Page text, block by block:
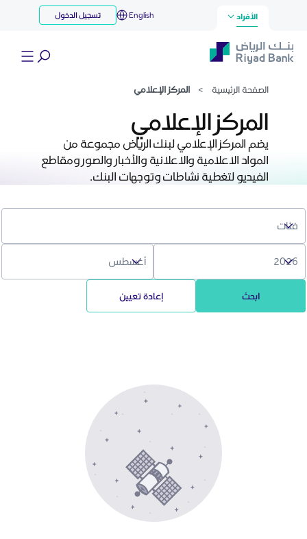
تخطي إلى المحتوى الرئيسي
الإعلامي
الأفراد English تسجيل الدخول
الصفحة الرئيسية > المركز الإعلامي
المركز الإعلامي
يضم المركز الإعلامي لبنك الرياض مجموعة من
المواد الاعلامية والاعلانية والأخبار والصور ومقاطع
الفيديو لتغطية نشاطات وتوجهات البنك.
ابحث إعادة تعيين